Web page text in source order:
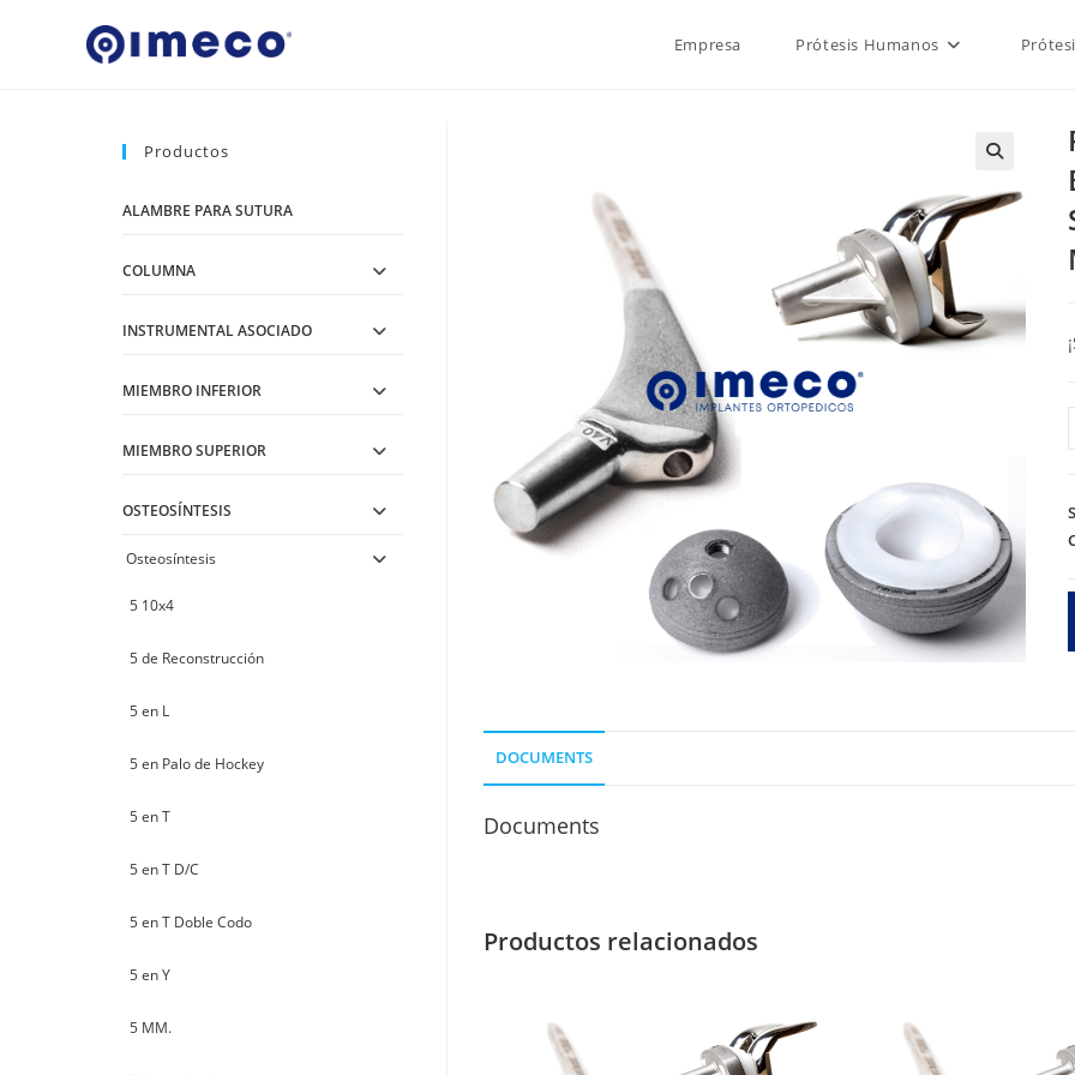
Empresa Prótesis Humanos
DOCUMENTS
Documents
Productos relacionados
Productos
ALAMBRE PARA SUTURA
COLUMNA
INSTRUMENTAL ASOCIADO
MIEMBRO INFERIOR
MIEMBRO SUPERIOR
OSTEOSÍNTESIS
Osteosíntesis
5 10x4
5 de Reconstrucción
5 en L
5 en Palo de Hockey
5 en T
5 en T D/C
5 en T Doble Codo
5 en Y
5 MM.